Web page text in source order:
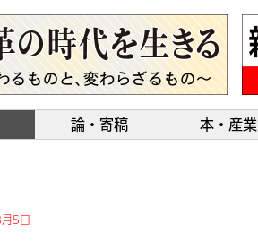
論・寄稿 本・産業
5日